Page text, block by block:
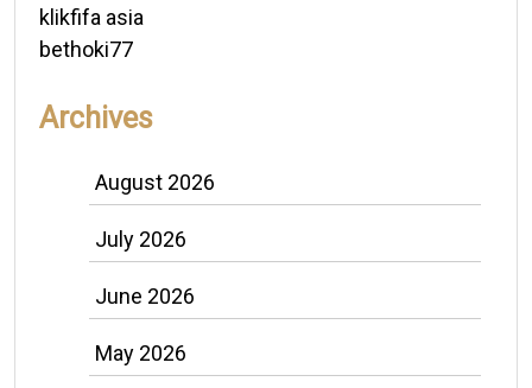
klikfifa asia
bethoki77
Archives
August 2026
July 2026
June 2026
May 2026